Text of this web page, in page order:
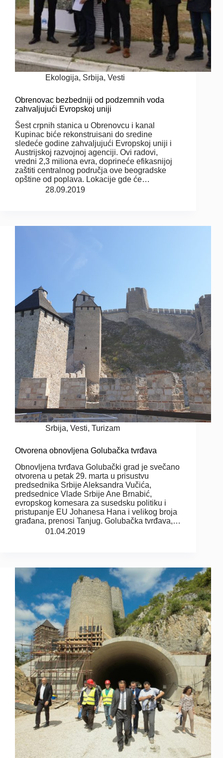
Ekologija, Srbija, Vesti
Obrenovac bezbedniji od podzemnih voda
zahvaljujući Evropskoj uniji
Šest crpnih stanica u Obrenovcu i kanal
Kupinac biće rekonstruisani do sredine
sledeće godine zahvaljujući Evropskoj uniji i
Austrijskoj razvojnoj agenciji. Ovi radovi,
vredni 2,3 miliona evra, doprineće efikasnijoj
zaštiti centralnog područja ove beogradske
opštine od poplava. Lokacije gde će…
28.09.2019
Srbija, Vesti, Turizam
Otvorena obnovljena Golubačka tvrđava
Obnovljena tvrđava Golubački grad je svečano
otvorena u petak 29. marta u prisustvu
predsednika Srbije Aleksandra Vučića,
predsednice Vlade Srbije Ane Brnabić,
evropskog komesara za susedsku politiku i
pristupanje EU Johanesa Hana i velikog broja
građana, prenosi Tanjug. Golubačka tvrđava,…
01.04.2019